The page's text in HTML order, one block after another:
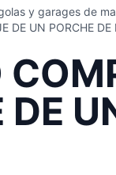
y garages de
DE UN PORCHE DE